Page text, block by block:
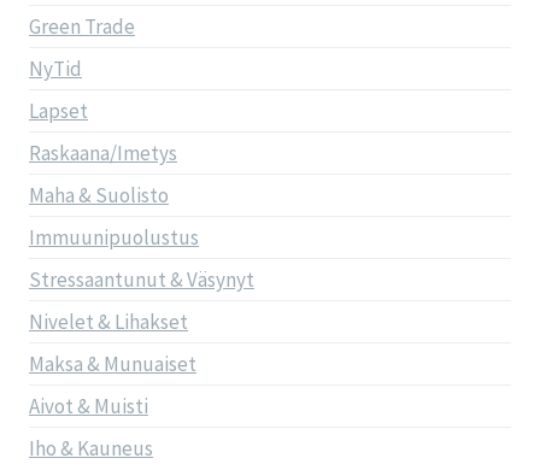
Green Trade
NyTid
Lapset
Raskaana/Imetys
Maha & Suolisto
Immuunipuolustus
Stressaantunut & Väsynyt
Nivelet & Lihakset
Maksa & Munuaiset
Aivot & Muisti
Iho & Kauneus